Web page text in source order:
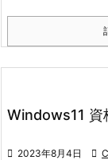
Windows11 資
 2023年8月4日 